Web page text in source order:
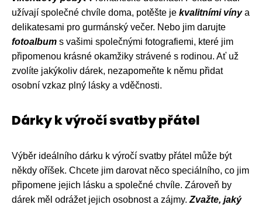
užívají společné chvíle doma, potěšte je kvalitními vínya
delikatesami pro gurmánský večer. Nebo jim darujte
fotoalbum s vašimi společnými fotografiemi, které jim
připomenou krásné okamžiky strávené s rodinou. Ať už
zvolíte jakýkoliv dárek, nezapomeňte k němu přidat
osobní vzkaz plný lásky a vděčnosti.
Dárky k výročí svatby přátel
Výběr ideálního dárku k výročí svatby přátel může být
někdy oříšek. Chcete jim darovat něco speciálního, co jim
připomene jejich lásku a společné chvíle. Zároveň by
dárek měl odrážet jejich osobnost a zájmy. Zvažte, jaký